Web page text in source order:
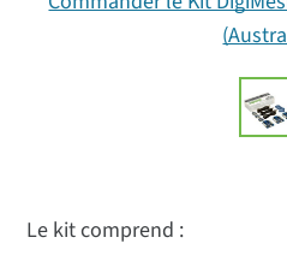
Le kit comprend :